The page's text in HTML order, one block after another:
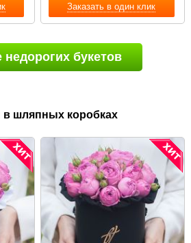
Заказать в один клик
букетов
в шляпных коробках